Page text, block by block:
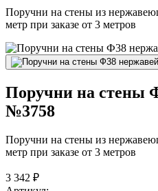
Поручни на стены из
метр при заказе от 3 метров
Поручни на стены
№3758
Поручни на стены из
метр при заказе от 3 метров
3 342 ₽